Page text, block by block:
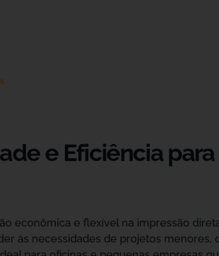
e Eficiência para
econômica e flexível na impressão
às necessidades de projetos menores,